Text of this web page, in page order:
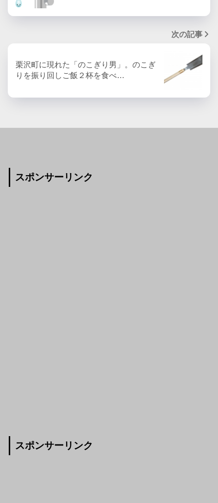
次の記事
栗沢町に現れた「のこぎり男」。のこぎ
りを振り回しご飯２杯を食べ…
スポンサーリンク
スポンサーリンク